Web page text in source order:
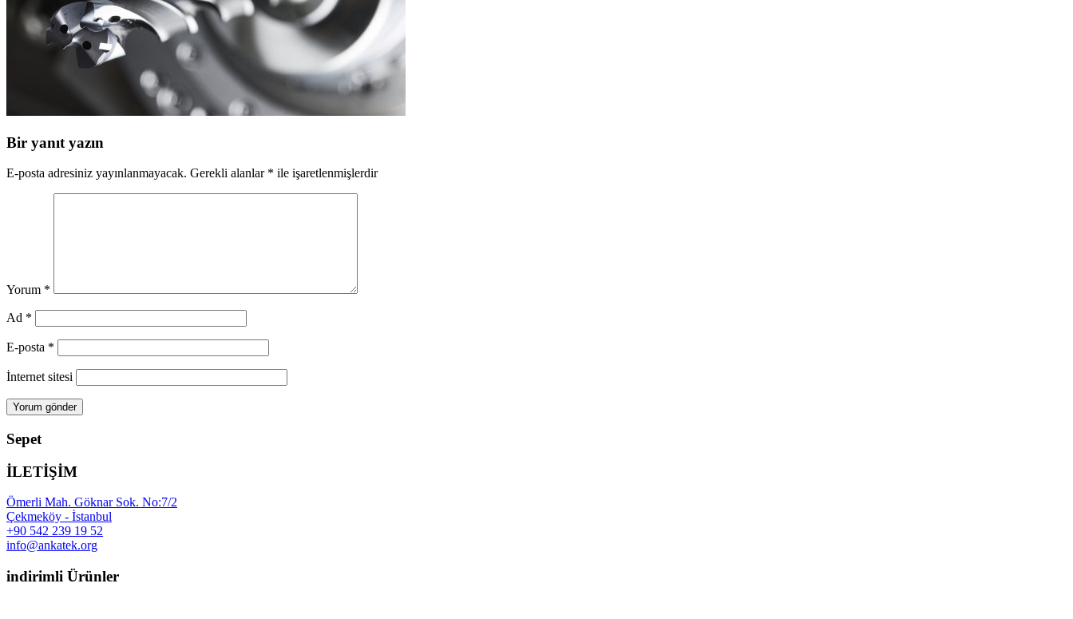
Bir yanıt yazın
E-posta adresiniz yayınlanmayacak. Gerekli alanlar * ile işaretlenmişlerdir
Yorum *
Ad *
E-posta *
İnternet sitesi
Sepet
İLETİŞİM
Ömerli Mah. Göknar Sok. No:7/2
Çekmeköy - İstanbul
+90 542 239 19 52
info@ankatek.org
indirimli Ürünler